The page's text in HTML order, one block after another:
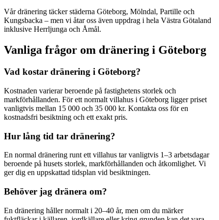
Vår dränering täcker städerna Göteborg, Mölndal, Partille och
Kungsbacka – men vi åtar oss även uppdrag i hela Västra Götaland
inklusive Herrljunga och Åmål.
Vanliga frågor om dränering i Göteborg
Vad kostar dränering i Göteborg?
Kostnaden varierar beroende på fastighetens storlek och
markförhållanden. För ett normalt villahus i Göteborg ligger priset
vanligtvis mellan 15 000 och 35 000 kr. Kontakta oss för en
kostnadsfri besiktning och ett exakt pris.
Hur lång tid tar dränering?
En normal dränering runt ett villahus tar vanligtvis 1–3 arbetsdagar
beroende på husets storlek, markförhållanden och åtkomlighet. Vi
ger dig en uppskattad tidsplan vid besiktningen.
Behöver jag dränera om?
En dränering håller normalt i 20–40 år, men om du märker